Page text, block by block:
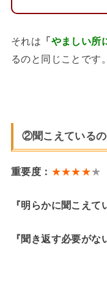
それは 「やましい所
るのと同じことです。
②聞こえている
重要度： ★★★★★
『明らかに聞こえて
『聞き返す必要がな